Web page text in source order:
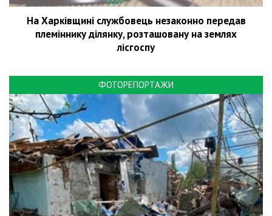
На Харківщині службовець незаконно передав
племіннику ділянку, розташовану на землях
лісгоспу
ФОТОРЕПОРТАЖИ